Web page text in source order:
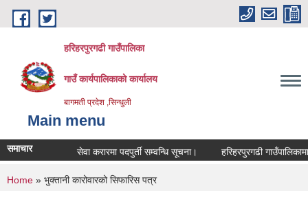
Skip to main content
हरिहरपुरगढी गाउँपालिका
गाउँ कार्यपालिकाको कार्यालय
बागमती प्रदेश ,सिन्धुली
Main menu
समाचार सेवा करारमा पदपुर्ती सम्वन्धि सूचना। हरिहरपुरगढी
You are here
Home » भुक्तानी कारोवारको सिफारिस पत्र